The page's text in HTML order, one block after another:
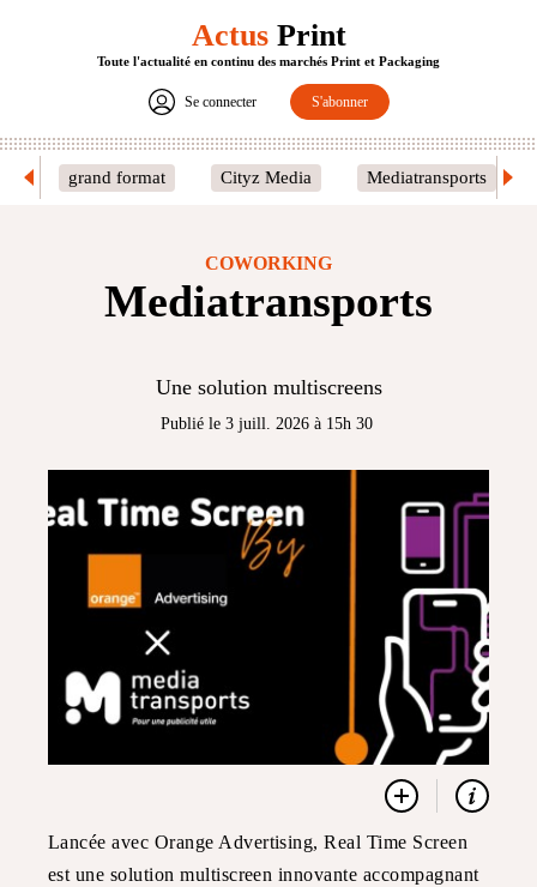
ActusPrint
Toute l'actualité en continu des marchés Print et Packaging
Se connecter S'abonner
grand format Cityz Media Mediatransports
COWORKING
Mediatransports
Une solution multiscreens
Publié le 3 juill. 2026 à 15h 30
Lancée avec Orange Advertising, Real Time Screen
est une solution multiscreen innovante accompagnant